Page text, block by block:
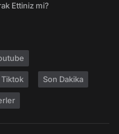
Ettiniz mi?
Tiktok Son Dakika